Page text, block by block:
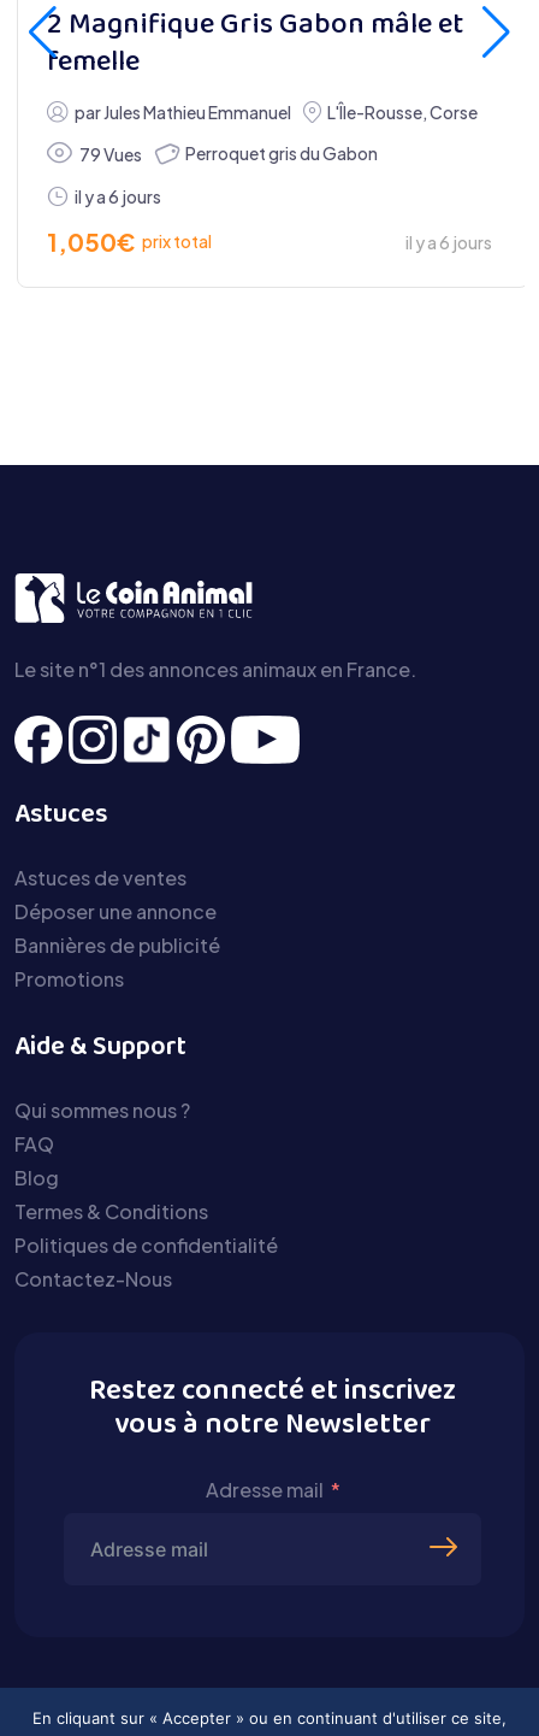
2 Magnifique Gris Gabon mâle et
femelle
parJules Mathieu Emmanuel L'Île-Rousse,Corse
79 Vues
Perroquet gris du Gabon
il y a 6 jours
1,050€ prix total il y a 6 jours
Le site n°1 des annonces animaux en France.
Astuces
Astuces de ventes
Déposer une annonce
Bannières de publicité
Promotions
Aide & Support
Qui sommes nous ?
FAQ
Blog
Termes & Conditions
Politiques de confidentialité
Contactez-Nous
Restez connecté et inscrivez
vous à notre Newsletter
Adresse mail
En cliquant sur « Accepter » ou en continuant d'utiliser ce site,